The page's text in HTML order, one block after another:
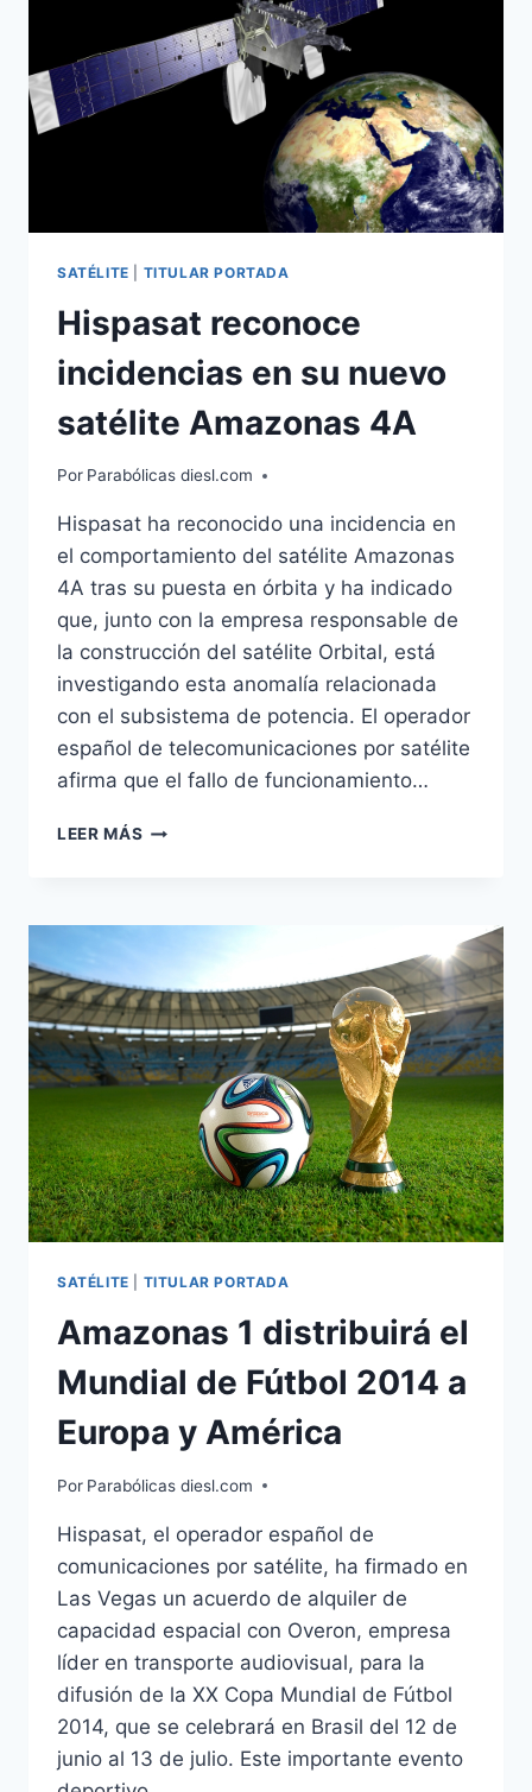
LA
TECNOLOGÍA
SAT
SATÉLITE TITULAR PORTADA
Hispasat reconoce
incidencias en su nuevo
satélite Amazonas 4A
Por Parabólicas diesl.com
Hispasat ha reconocido una incidencia en
el comportamiento del satélite Amazonas
4A tras su puesta en órbita y ha indicado
que, junto con la empresa responsable de
la construcción del satélite Orbital, está
investigando esta anomalía relacionada
con el subsistema de potencia. El operador
español de telecomunicaciones por satélite
afirma que el fallo de funcionamiento…
LEER MÁS HISPASAT
SU
AMAZONAS
4A
SATÉLITE TITULAR PORTADA
Amazonas 1 distribuirá el
Mundial de Fútbol 2014 a
Europa y América
Por Parabólicas diesl.com
Hispasat, el operador español de
comunicaciones por satélite, ha firmado en
Las Vegas un acuerdo de alquiler de
capacidad espacial con Overon, empresa
líder en transporte audiovisual, para la
difusión de la XX Copa Mundial de Fútbol
2014, que se celebrará en Brasil del 12 de
junio al 13 de julio. Este importante evento